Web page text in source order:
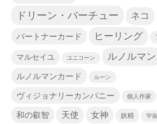
ドリーン・バーチュー ネコ
パートナーカード ヒーリング
マルセイユ ユニコーン ルノルマン
ルノルマンカード ルーン
ヴィジョナリーカンパニー 個人作家
和の叡智 天使 女神 妖精 宇宙